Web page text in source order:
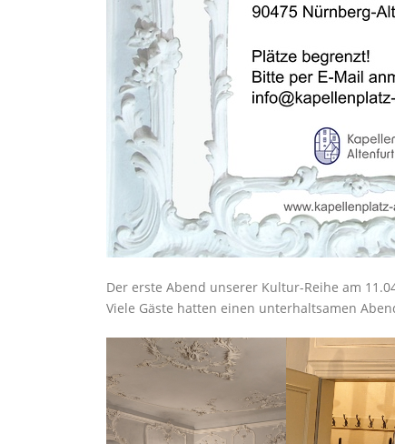
Der erste Abend unserer Kultur-Reihe am
Viele Gäste hatten einen unterhaltsamen